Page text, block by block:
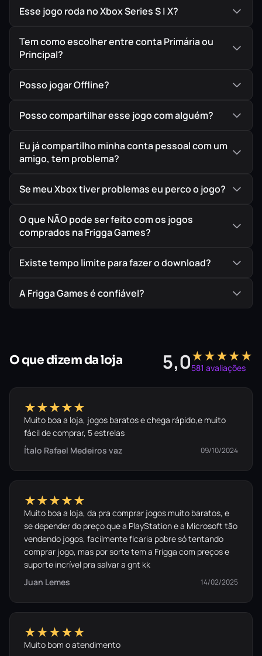
Esse jogo roda no Xbox Series S | X?
Tem como escolher entre conta Primária ou
Principal?
Posso jogar Offline?
Posso compartilhar esse jogo com alguém?
Eu já compartilho minha conta pessoal com um
amigo, tem problema?
Se meu Xbox tiver problemas eu perco o jogo?
O que NÃO pode ser feito com os jogos
comprados na Frigga Games?
Existe tempo limite para fazer o download?
A Frigga Games é confiável?
O que dizem da loja 5,0★★★★★
581 avaliações
★★★★★
Muito boa a loja, jogos baratos e chega rápido,e muito
fácil de comprar, 5 estrelas
Ítalo Rafael Medeiros vaz
09/10/2024
★★★★★
Muito boa a loja, da pra comprar jogos muito baratos, e
se depender do preço que a PlayStation e a Microsoft tão
vendendo jogos, facilmente ficaria pobre só tentando
comprar jogo, mas por sorte tem a Frigga com preços e
suporte incrível pra salvar a gnt kk
Juan Lemes
14/02/2025
★★★★★
Muito bom o atendimento